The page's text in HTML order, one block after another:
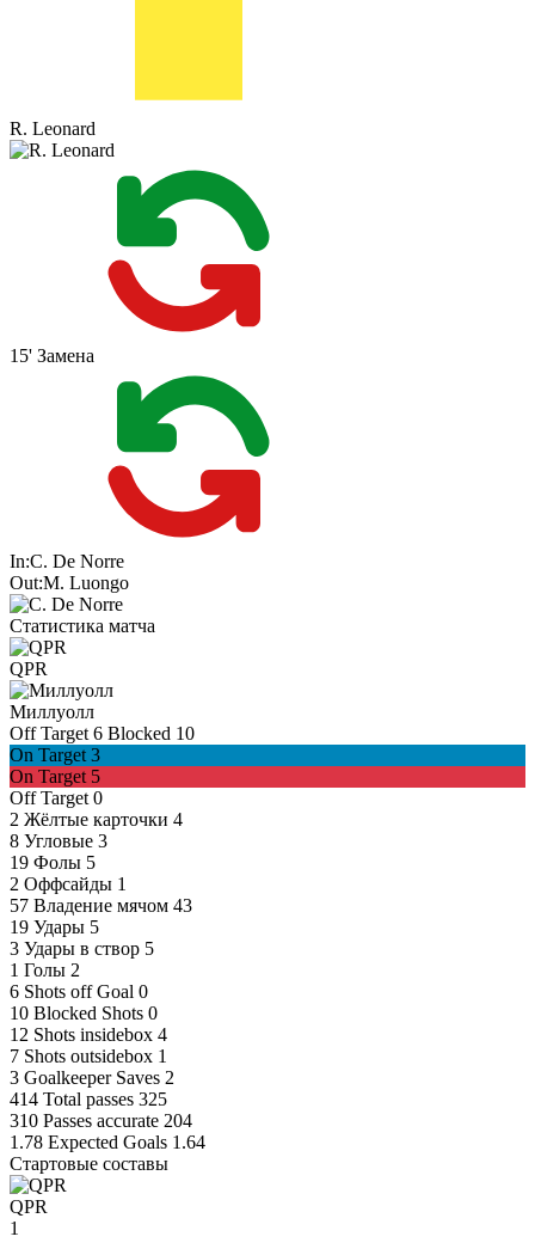
R. Leonard
15' Замена
In:C. De Norre
Out:M. Luongo
Статистика матча
QPR
Миллуолл
Off Target 6 Blocked 10
On Target 3
On Target 5
Off Target 0
2 Жёлтые карточки 4
8 Угловые 3
19 Фолы 5
2 Оффсайды 1
57 Владение мячом 43
19 Удары 5
3 Удары в створ 5
1 Голы 2
6 Shots off Goal 0
10 Blocked Shots 0
12 Shots insidebox 4
7 Shots outsidebox 1
3 Goalkeeper Saves 2
414 Total passes 325
310 Passes accurate 204
1.78 Expected Goals 1.64
Стартовые составы
QPR
1